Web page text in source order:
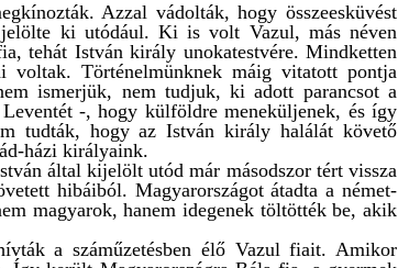
Azzal vádolták, hogy összeesküvést
ki utódául. Ki is volt Vazul, más néven
tehát István király unokatestvére. Mindketten
voltak. Történelmünknek máig vitatott pontja
ismerjük, nem tudjuk, ki adott parancsot a
-, hogy külföldre meneküljenek, és így
tudták, hogy az István király halálát követő
házi királyaink.
által kijelölt utód már másodszor tért vissza
hibáiból. Magyarországot átadta a német-
magyarok, hanem idegenek töltötték be, akik
a száműzetésben élő Vazul fiait. Amikor